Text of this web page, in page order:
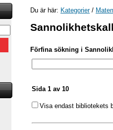
Du är här: Kategorier/
Förfina sökning i
Sida 1 av 10
Visa endast bibliotekets